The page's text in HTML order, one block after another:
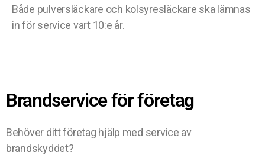
Både pulversläckare och kolsyresläckare ska lämnas
in för service vart 10:e år.
Brandservice för företag
Behöver ditt företag hjälp med service av
brandskyddet?